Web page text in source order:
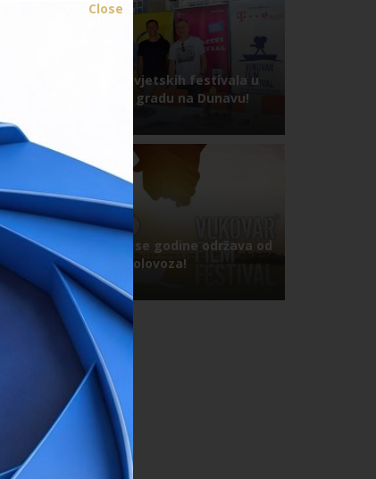
Close
Krema sa svjetskih festivala u
najljepšem gradu na Dunavu!
12. VFF ove se godine održava od
23. do 26. kolovoza!
09.07.2018.